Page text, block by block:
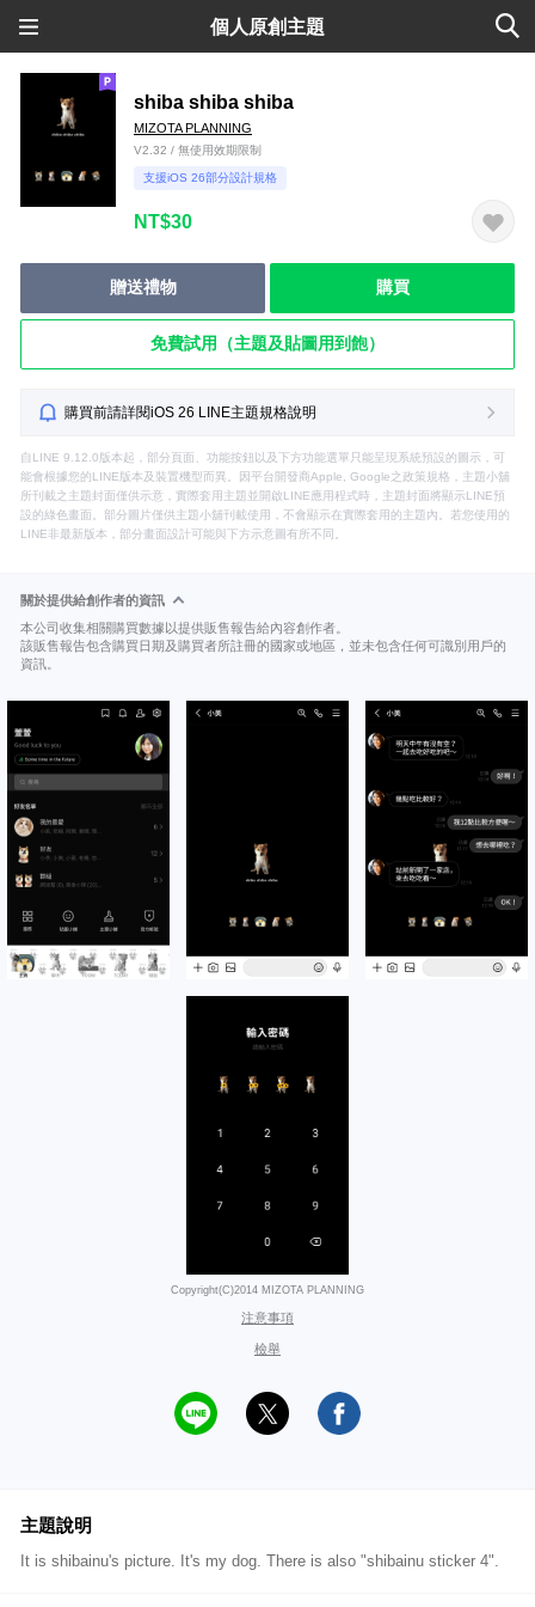
個人原創主題
shiba shiba shiba
MIZOTA PLANNING
V2.32 / 無使用效期限制
支援iOS 26部分設計規格
NT$30
贈送禮物 購買
免費試用（主題及貼圖用到飽）
購買前請詳閱iOS 26 LINE主題規格說明
自LINE 9.12.0版本起，部分頁面、功能按鈕以及下方功能選單只能呈現系統預設的圖示，可
能會根據您的LINE版本及裝置機型而異。因平台開發商Apple, Google之政策規格，主題小舖
所刊載之主題封面僅供示意，實際套用主題並開啟LINE應用程式時，主題封面將顯示LINE預
設的綠色畫面。部分圖片僅供主題小舖刊載使用，不會顯示在實際套用的主題內。若您使用的
LINE非最新版本，部分畫面設計可能與下方示意圖有所不同。
關於提供給創作者的資訊
本公司收集相關購買數據以提供販售報告給內容創作者。
該販售報告包含購買日期及購買者所註冊的國家或地區，並未包含任何可識別用戶的
資訊。
Copyright(C)2014 MIZOTA PLANNING
注意事項
檢舉
主題說明
It is shibainu's picture. It's my dog. There is also "shibainu sticker 4".